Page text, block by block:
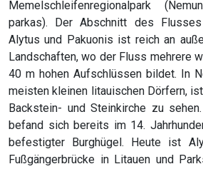
Memelschleifenregionalpark
parkas). Der Abschnitt des
Alytus und Pakuonis ist reich an
Landschaften, wo der Fluss mehrere
40 m hohen Aufschlüssen bildet. In
meisten kleinen litauischen Dörfern,
Backstein- und Steinkirche zu
befand sich bereits im 14.
befestigter Burghügel. Heute ist
Fußgängerbrücke in Litauen und